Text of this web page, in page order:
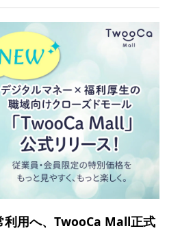
利用へ、TwooCa Mall正式